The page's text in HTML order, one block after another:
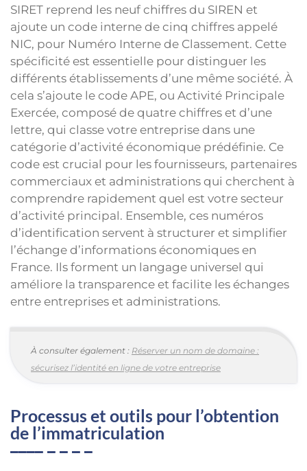
SIRET reprend les neuf chiffres du SIREN et
ajoute un code interne de cinq chiffres appelé
NIC, pour Numéro Interne de Classement. Cette
spécificité est essentielle pour distinguer les
différents établissements d’une même société. À
cela s’ajoute le code APE, ou Activité Principale
Exercée, composé de quatre chiffres et d’une
lettre, qui classe votre entreprise dans une
catégorie d’activité économique prédéfinie. Ce
code est crucial pour les fournisseurs, partenaires
commerciaux et administrations qui cherchent à
comprendre rapidement quel est votre secteur
d’activité principal. Ensemble, ces numéros
d’identification servent à structurer et simplifier
l’échange d’informations économiques en
France. Ils forment un langage universel qui
améliore la transparence et facilite les échanges
entre entreprises et administrations.
À consulter également : Réserver un nom de domaine :
sécurisez l’identité en ligne de votre entreprise
Processus et outils pour l’obtention
de l’immatriculation